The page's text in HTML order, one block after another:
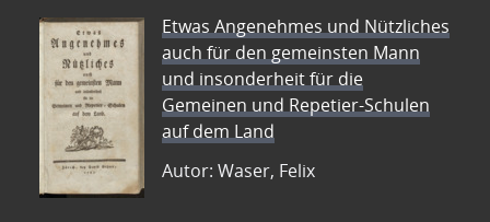
Etwas Angenehmes und Nützliches
auch für den gemeinsten Mann
und insonderheit für die
Gemeinen und Repetier-Schulen
auf dem Land
Autor: Waser, Felix